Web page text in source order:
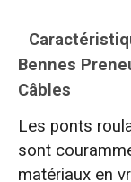
Bennes
Câbles
Les ponts
sont
matériaux en